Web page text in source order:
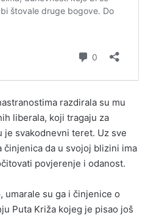
razdirala su mu
liberala, koji tragaju za
je svakodnevni teret. Uz sve
činjenica da u svojoj blizini ima
povjerenje i odanost.
umarale su ga i činjenice o
Puta Križa kojeg je pisao još